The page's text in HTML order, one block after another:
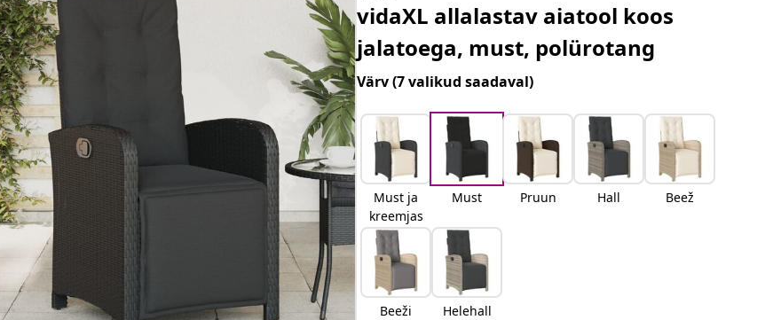
vidaXL allalastav aiatool koos
jalatoega, must, polürotang
Värv(7 valikud saadaval)
Must ja
kreemjas
Must Pruun Hall Beež
Beeži
Helehall